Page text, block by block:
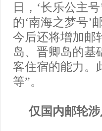
日，‘长乐公主
的‘南海之梦号’
今后还将增加邮
岛、晋卿岛的基
客住宿的能力。
等”。
仅国内邮轮